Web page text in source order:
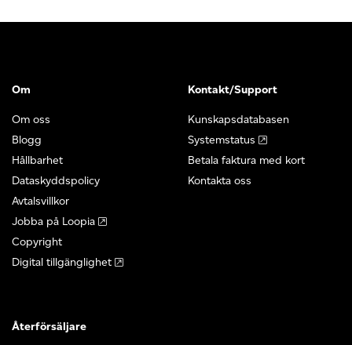
Om
Om oss
Blogg
Hållbarhet
Dataskyddspolicy
Avtalsvillkor
Jobba på Loopia
Copyright
Digital tillgänglighet
Kontakt/Support
Kunskapsdatabasen
Systemstatus
Betala faktura med kort
Kontakta oss
Återförsäljare